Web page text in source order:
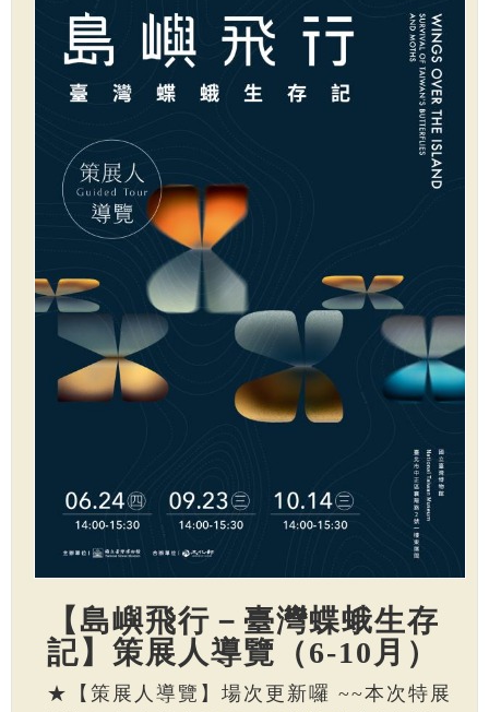
【島嶼飛行－臺灣蝶蛾生存
記】策展人導覽（6-10月）
★【策展人導覽】場次更新囉 ~~本次特展